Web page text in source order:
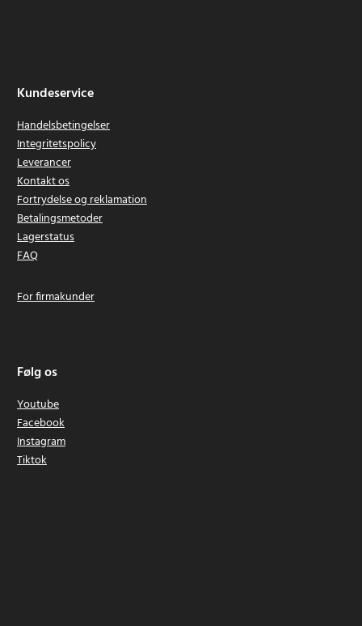
Kundeservice
Handelsbetingelser
Integritetspolicy
Leverancer
Kontakt os
Fortrydelse og reklamation
Betalingsmetoder
Lagerstatus
FAQ
For firmakunder
Følg os
Youtube
Facebook
Instagram
Tiktok